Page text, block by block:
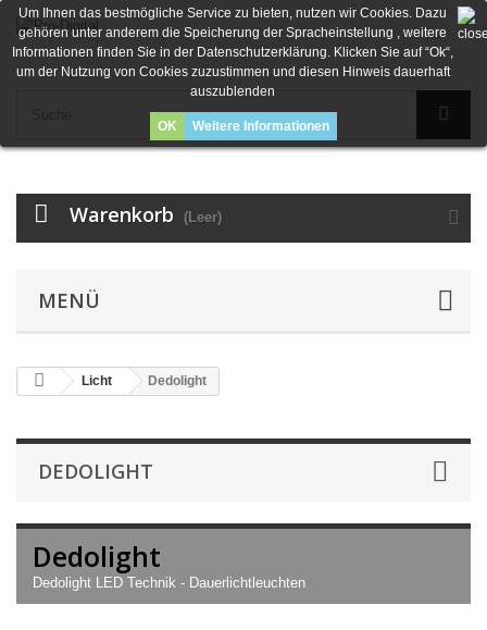
Warenkorb (Leer)
MENÜ
Um Ihnen das bestmögliche Service zu bieten, nutzen wir Cookies. Dazu
gehören unter anderem die Speicherung der Spracheinstellung , weitere
Informationen finden Sie in der Datenschutzerklärung. Klicken Sie auf “Ok“,
um der Nutzung von Cookies zuzustimmen und diesen Hinweis dauerhaft
auszublenden
OK Weitere Informationen
Licht Dedolight
DEDOLIGHT
Dedolight
Dedolight LED Technik - Dauerlichtleuchten